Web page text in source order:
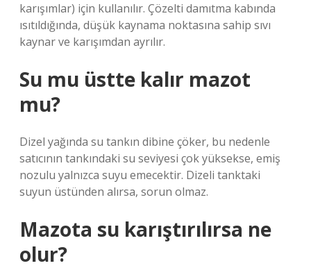
karışımlar) için kullanılır. Çözelti damıtma kabında
ısıtıldığında, düşük kaynama noktasına sahip sıvı
kaynar ve karışımdan ayrılır.
Su mu üstte kalır mazot
mu?
Dizel yağında su tankın dibine çöker, bu nedenle
satıcının tankındaki su seviyesi çok yüksekse, emiş
nozulu yalnızca suyu emecektir. Dizeli tanktaki
suyun üstünden alırsa, sorun olmaz.
Mazota su karıştırılırsa ne
olur?